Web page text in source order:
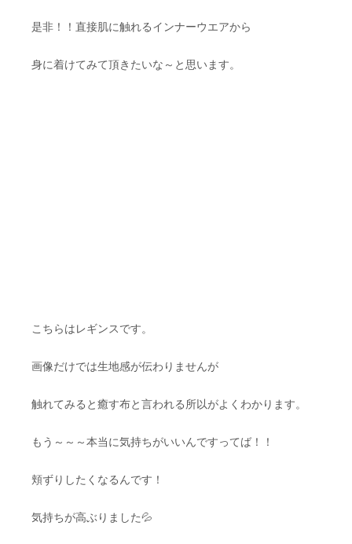
是非！！直接肌に触れるインナーウエアから
身に着けてみて頂きたいな～と思います。
こちらはレギンスです。
画像だけでは生地感が伝わりませんが
触れてみると癒す布と言われる所以がよくわかります。
もう～～～本当に気持ちがいいんですってば！！
頬ずりしたくなるんです！
気持ちが高ぶりました💦